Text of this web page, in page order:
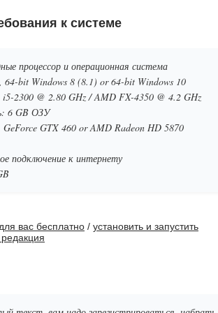
к системе
процессор и операционная система
bit Windows 8 (8.1) or 64-bit Windows 10
2300 @ 2.80 GHz / AMD FX-4350 @ 4.2 GHz
6 GB ОЗУ
GTX 460 or AMD Radeon HD 5870
подключение к интернету
вас бесплатно / установить и запустить